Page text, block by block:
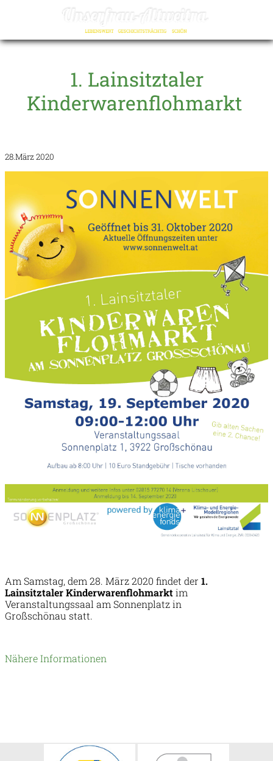
1. Lainsitztaler
Kinderwarenflohmarkt
28.März 2020
Am Samstag, dem 28. März 2020 findet der 1.
Lainsitztaler Kinderwarenflohmarktim
Veranstaltungssaal am Sonnenplatz in
Großschönau statt.
Nähere Informationen